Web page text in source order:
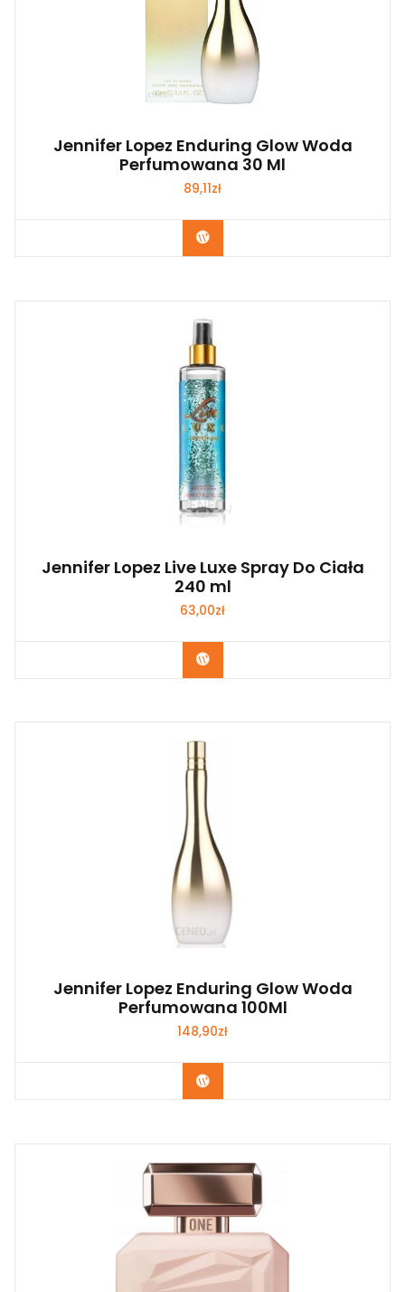
Jennifer Lopez Enduring Glow Woda
Perfumowana 30 Ml
89,11zł
Zobacz
Jennifer Lopez Live Luxe Spray Do Ciała
240 ml
63,00zł
Zobacz
Jennifer Lopez Enduring Glow Woda
Perfumowana 100Ml
148,90zł
Zobacz